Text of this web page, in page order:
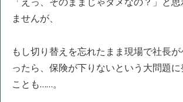
ませんが、
もし切り替えを忘れたまま現場で社長
ったら、保険が下りないという大問題
ことも……。